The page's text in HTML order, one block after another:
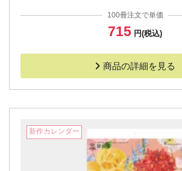
100冊注文で単価
715 円(税込)
商品の詳細を見る
新作カレンダー